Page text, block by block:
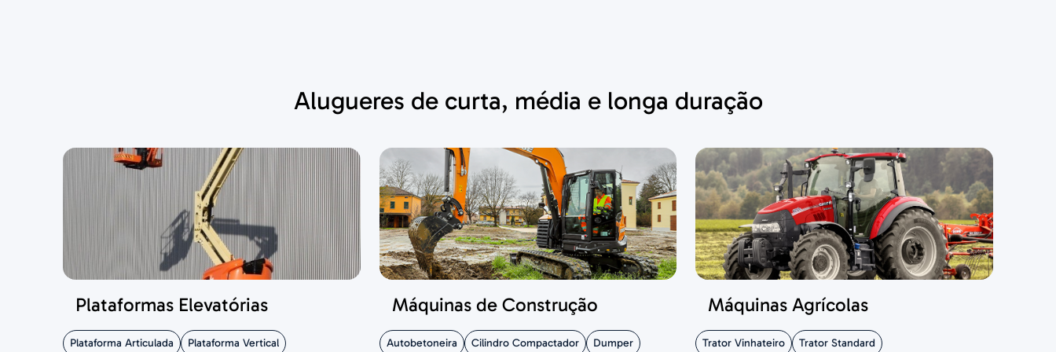
Alugueres de curta, média e longa duração
Plataformas Elevatórias
Plataforma Articulada Plataforma Vertical
Máquinas de Construção
Autobetoneira Cilindro Compactador Dumper
Máquinas Agrícolas
Trator Vinhateiro Trator Standard